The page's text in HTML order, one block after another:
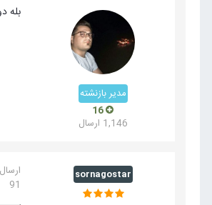
مدیر بازنشته
1,146 ارسال
بله
sornagostar
91